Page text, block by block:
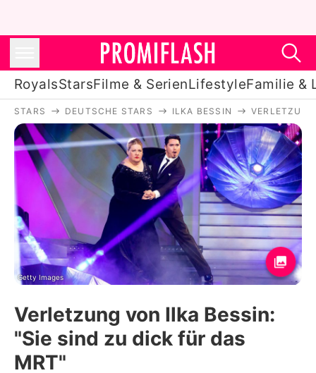
RoyalsStarsFilme & SerienLifestyleFamilie &
Royals
Stars
Filme & Serien
Lifestyle
Familie & Liebe
Promiflash Exklusiv
Alle Themen auf Promiflash
STARS DEUTSCHE STARS ILKA BESSIN
Getty Images
Verletzung von Ilka Bessin:
"Sie sind zu dick für das
MRT"